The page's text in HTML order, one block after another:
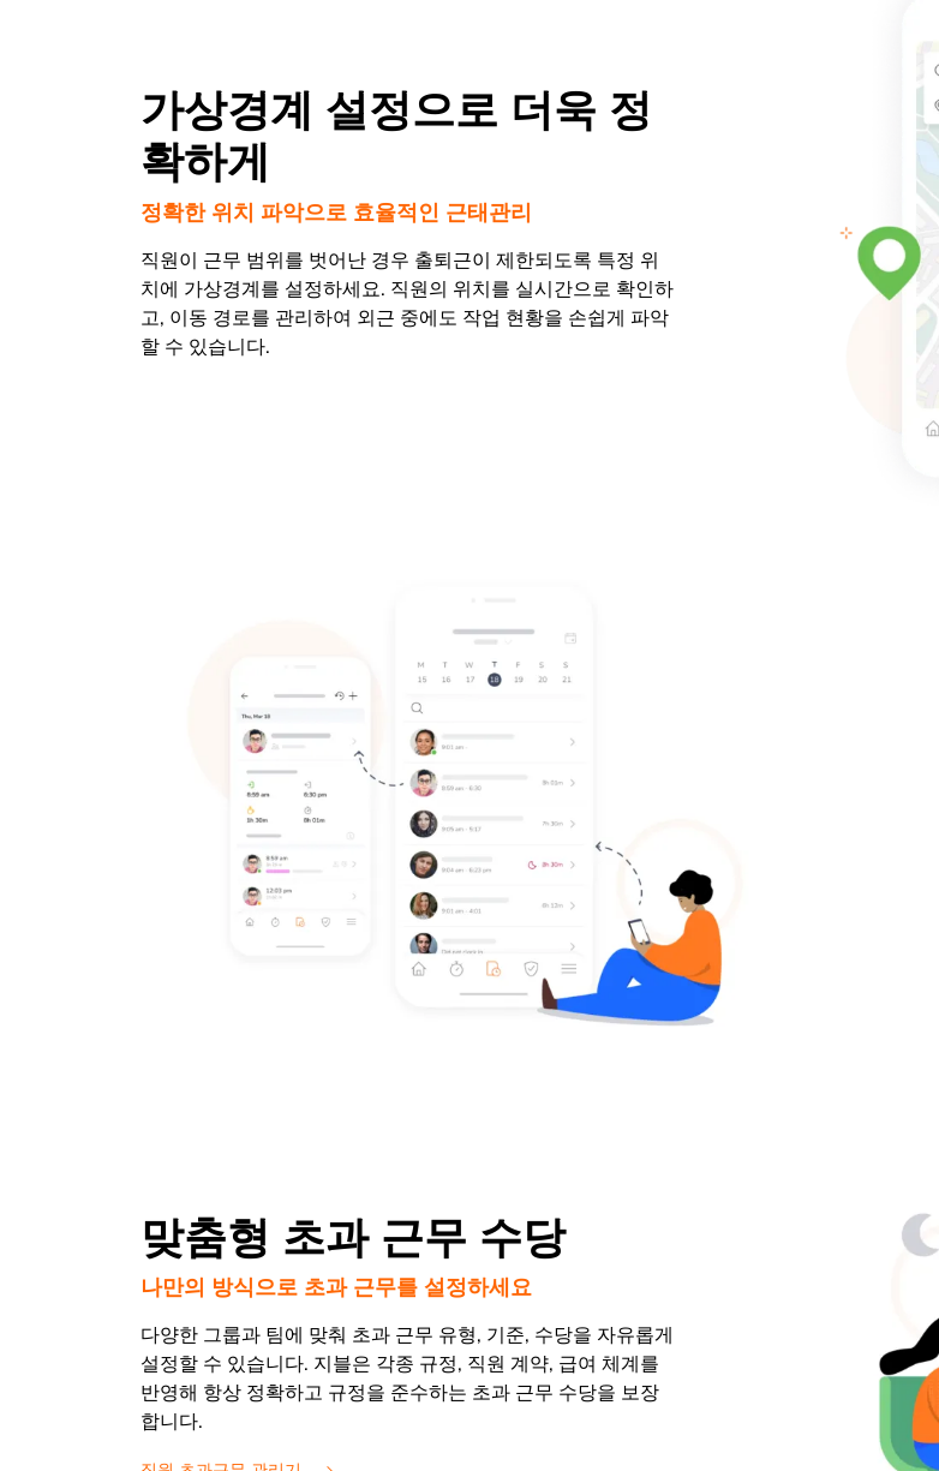
가상경계 설정으로 더욱 정
확하게
정확한 위치 파악으로 효율적인 근태관리
직원이 근무 범위를 벗어난 경우 출퇴근이 제한되도록 특정 위
치에 가상경계를 설정하세요. 직원의 위치를 실시간으로 확인하
고, 이동 경로를 관리하여 외근 중에도 작업 현황을 손쉽게 파악
할 수 있습니다.
맞춤형 초과 근무 수당
나만의 방식으로 초과 근무를 설정하세요
다양한 그룹과 팀에 맞춰 초과 근무 유형, 기준, 수당을 자유롭게
설정할 수 있습니다. 지블은 각종 규정, 직원 계약, 급여 체계를
반영해 항상 정확하고 규정을 준수하는 초과 근무 수당을 보장
합니다.